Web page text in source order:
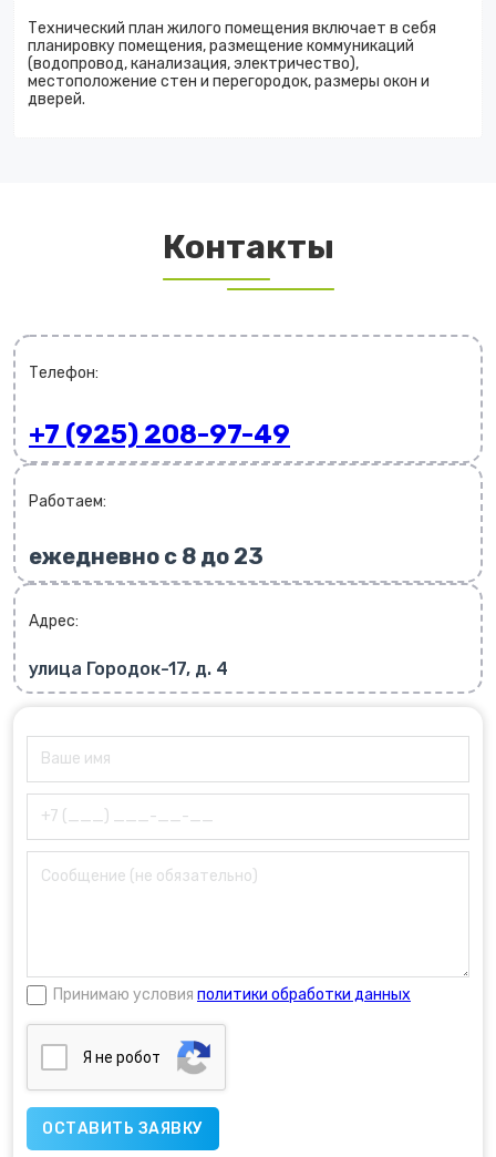
Технический план жилого помещения включает в себя
планировку помещения, размещение коммуникаций
(водопровод, канализация, электричество),
местоположение стен и перегородок, размеры окон и
дверей.
Контакты
Телефон:
+7 (925) 208-97-49
Работаем:
ежедневно с 8 до 23
Адрес:
улица Городок-17, д. 4
Принимаю условия политики обработки данных
Я нe poбoт